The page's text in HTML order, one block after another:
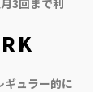
3回まで利
ギュラー的に